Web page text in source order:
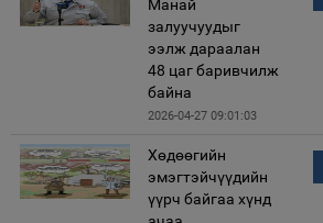
Манай
залуучуудыг
ээлж дараалан
48 цаг баривчилж
байна
2026-04-27 09:01:03
Хөдөөгийн
эмэгтэйчүүдийн
үүрч байгаа хүнд